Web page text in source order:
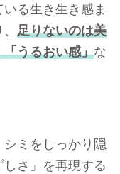
る生き生き感ま
足りないのは美
うるおい感」な
ミをしっかり隠
さ」を再現する